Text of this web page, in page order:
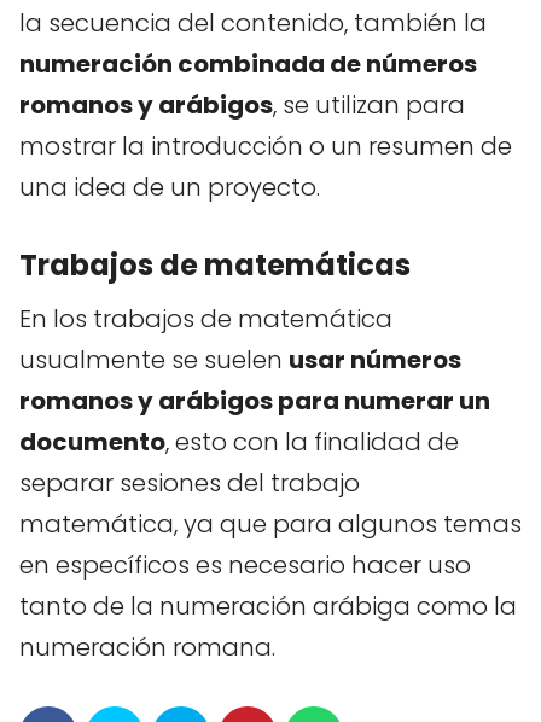
la secuencia del contenido, también la
numeración combinada de números
romanos y arábigos, se utilizan para
mostrar la introducción o un resumen de
una idea de un proyecto.
Trabajos de matemáticas
En los trabajos de matemática
usualmente se suelen usar números
romanos y arábigos para numerar un
documento, esto con la finalidad de
separar sesiones del trabajo
matemática, ya que para algunos temas
en específicos es necesario hacer uso
tanto de la numeración arábiga como la
numeración romana.